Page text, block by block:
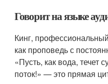
Говорит на языке
Кинг,
как проповедь с
«Пусть, как вода, течет
поток!» — это прямая